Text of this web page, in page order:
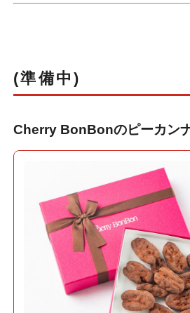
(準備中)
Cherry BonBonのピーカン